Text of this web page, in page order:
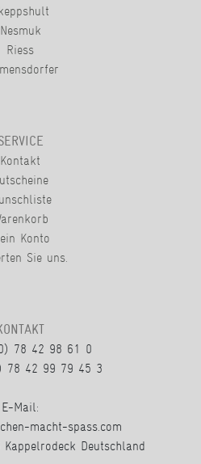
Nesmuk
Riess
Kontakt
Konto
Sie uns.
78 42 98 61 0
78 42 99 79 45 3
E-Mail:
macht-spass.com
Deutschland